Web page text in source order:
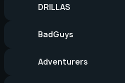
DRILLAS
BadGuys
Adventurers